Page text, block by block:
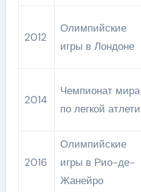
2012
Олимпийские
игры в Лондоне
2014
Чемпионат мира
по легкой
2016
Олимпийские
игры в Рио-де-
Жанейро